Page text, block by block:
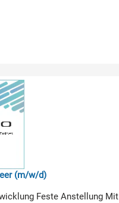
(m/w/d)
Feste Anstellung Mit